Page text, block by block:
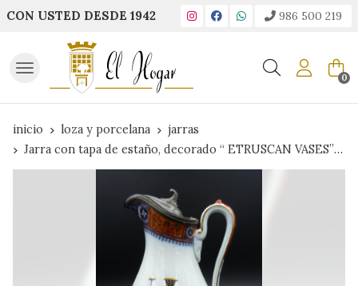
CON USTED DESDE 1942 986 500 219
Buscar 0
inicio loza y porcelana
jarras
Jarra con tapa de estaño, decorado “ ETRUSCAN VASES” (1858-1861)